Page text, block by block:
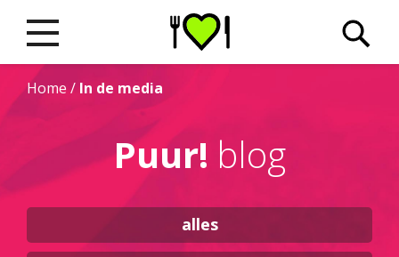
Home/ In de media
Puur! blog
alles